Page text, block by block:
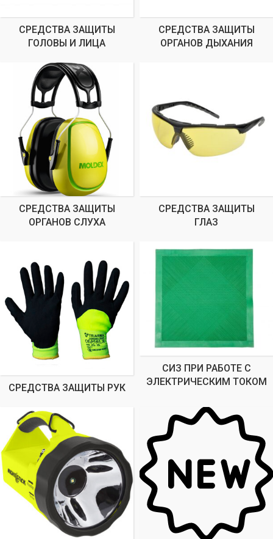
СРЕДСТВА ЗАЩИТЫ
ГОЛОВЫ И ЛИЦА
СРЕДСТВА ЗАЩИТЫ
ОРГАНОВ ДЫХАНИЯ
СРЕДСТВА ЗАЩИТЫ
ОРГАНОВ СЛУХА
СРЕДСТВА ЗАЩИТЫ
ГЛАЗ
СРЕДСТВА ЗАЩИТЫ РУК
СИЗ ПРИ РАБОТЕ С
ЭЛЕКТРИЧЕСКИМ ТОКОМ